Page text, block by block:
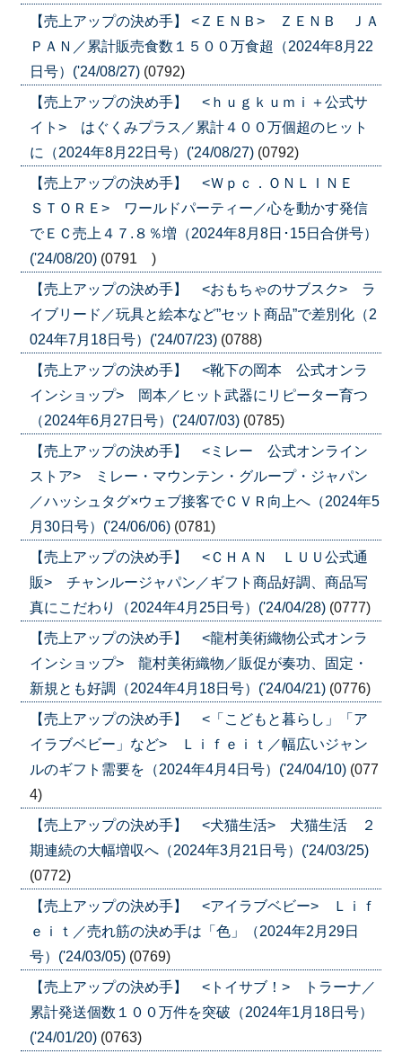
【売上アップの決め手】 <ＺＥＮＢ> ＺＥＮＢ ＪＡ
ＰＡＮ／累計販売食数１５００万食超（2024年8月22
日号）('24/08/27) (0792)
【売上アップの決め手】 <ｈｕｇｋｕｍｉ＋公式サ
イト> はぐくみプラス／累計４００万個超のヒット
に（2024年8月22日号）('24/08/27) (0792)
【売上アップの決め手】 <Ｗｐｃ．ＯＮＬＩＮＥ
ＳＴＯＲＥ> ワールドパーティー／心を動かす発信
でＥＣ売上４７.８％増（2024年8月8日･15日合併号）
('24/08/20) (0791 )
【売上アップの決め手】 <おもちゃのサブスク> ラ
イブリード／玩具と絵本など”セット商品”で差別化（2
024年7月18日号）('24/07/23) (0788)
【売上アップの決め手】 <靴下の岡本 公式オンラ
インショップ> 岡本／ヒット武器にリピーター育つ
（2024年6月27日号）('24/07/03) (0785)
【売上アップの決め手】 <ミレー 公式オンライン
ストア> ミレー・マウンテン・グループ・ジャパン
／ハッシュタグ×ウェブ接客でＣＶＲ向上へ（2024年5
月30日号）('24/06/06) (0781)
【売上アップの決め手】 <ＣＨＡＮ ＬＵＵ公式通
販> チャンルージャパン／ギフト商品好調、商品写
真にこだわり（2024年4月25日号）('24/04/28) (0777)
【売上アップの決め手】 <龍村美術織物公式オンラ
インショップ> 龍村美術織物／販促が奏功、固定・
新規とも好調（2024年4月18日号）('24/04/21) (0776)
【売上アップの決め手】 <「こどもと暮らし」「ア
イラブベビー」など> Ｌｉｆｅｉｔ／幅広いジャン
ルのギフト需要を（2024年4月4日号）('24/04/10) (077
4)
【売上アップの決め手】 <犬猫生活> 犬猫生活 ２
期連続の大幅増収へ（2024年3月21日号）('24/03/25)
(0772)
【売上アップの決め手】 <アイラブベビー> Ｌｉｆ
ｅｉｔ／売れ筋の決め手は「色」（2024年2月29日
号）('24/03/05) (0769)
【売上アップの決め手】 <トイサブ！> トラーナ／
累計発送個数１００万件を突破（2024年1月18日号）
('24/01/20) (0763)